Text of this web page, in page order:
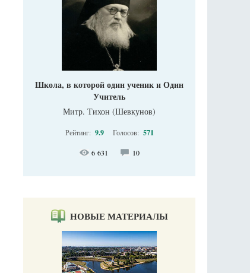
Школа, в которой один ученик и Один
Учитель
Митр. Тихон (Шевкунов)
Рейтинг: 9.9 Голосов: 571
6 631 10
НОВЫЕ МАТЕРИАЛЫ